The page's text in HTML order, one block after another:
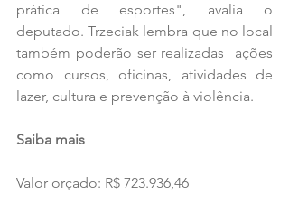
prática de esportes", avalia o
deputado. Trzeciak lembra que no local
também poderão ser realizadas  ações
como cursos, oficinas, atividades de
lazer, cultura e prevenção à violência.
Saiba mais
Valor orçado: R$ 723.936,46